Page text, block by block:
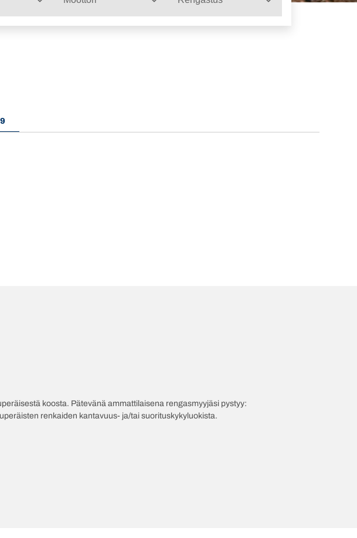
koosta. Pätevänä ammattilaisena rengasmyyjäsi pystyy:
renkaiden kantavuus- ja/tai suorituskykyluokista.